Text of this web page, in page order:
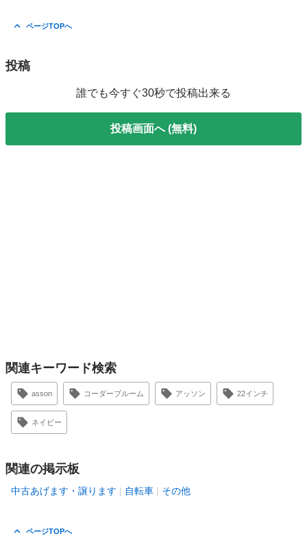
ページTOPへ
投稿
誰でも今すぐ30秒で投稿出来る
投稿画面へ (無料)
関連キーワード検索
asson コーダーブルーム アッソン 22インチ
ネイビー
関連の掲示板
中古あげます・譲ります 自転車 その他
ページTOPへ